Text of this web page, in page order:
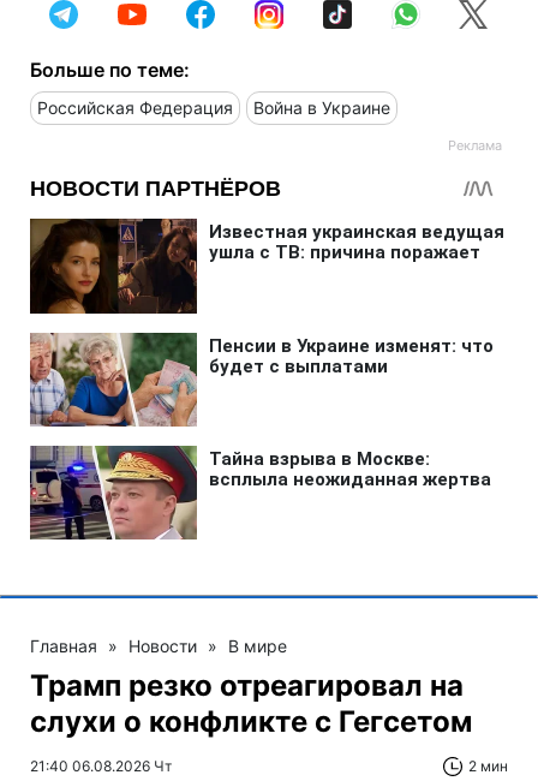
Больше по теме:
Российская Федерация Война в Украине
Главная » Новости » В мире
Трамп резко отреагировал на
слухи о конфликте с Гегсетом
21:40 06.08.2026 Чт 2 мин